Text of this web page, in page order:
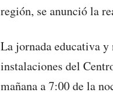
región, se anunció la
La jornada educativa
instalaciones del
mañana a 7:00 de la